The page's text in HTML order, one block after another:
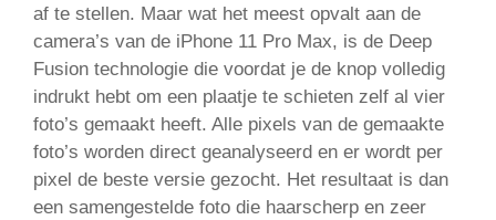
af te stellen. Maar wat het meest opvalt aan de
camera’s van de iPhone 11 Pro Max, is de Deep
Fusion technologie die voordat je de knop volledig
indrukt hebt om een plaatje te schieten zelf al vier
foto’s gemaakt heeft. Alle pixels van de gemaakte
foto’s worden direct geanalyseerd en er wordt per
pixel de beste versie gezocht. Het resultaat is dan
een samengestelde foto die haarscherp en zeer